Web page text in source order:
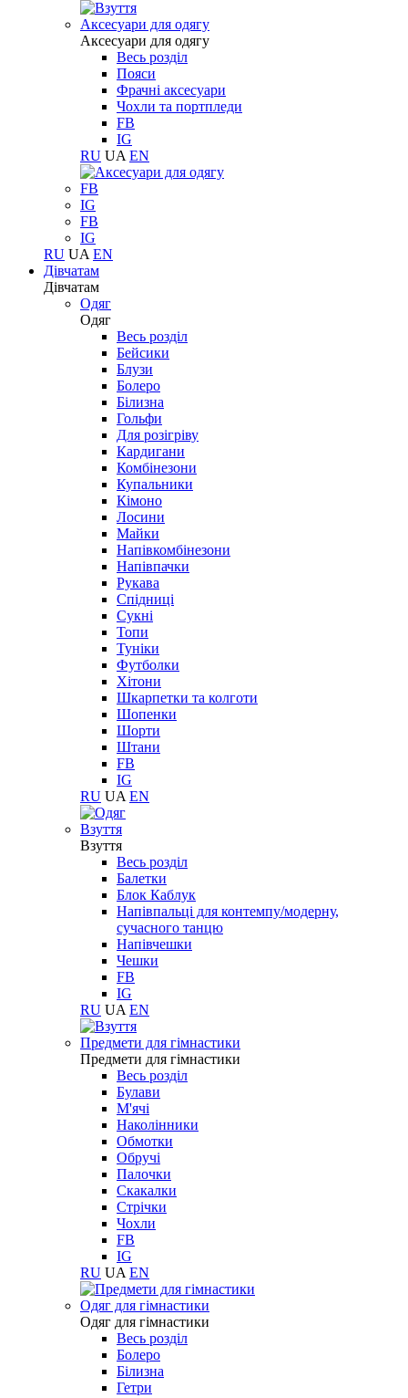
Aксесуари для одягу
Aксесуари для одягу
Весь розділ
Пояси
Фрачні аксесуари
Чохли та портпледи
FB
IG
RU UA EN
FB
IG
FB
IG
RU UA EN
Дівчатам
Дівчатам
Одяг
Одяг
Весь розділ
Бейсики
Блузи
Болеро
Білизна
Гольфи
Для розігріву
Кардигани
Комбінезони
Купальники
Кімоно
Лосини
Майки
Напівкомбінезони
Напівпачки
Рукава
Спідниці
Сукні
Топи
Туніки
Футболки
Хітони
Шкарпетки та колготи
Шопенки
Шорти
Штани
FB
IG
RU UA EN
Взуття
Взуття
Весь розділ
Балетки
Блок Каблук
Напівпальці для контемпу/модерну,
сучасного танцю
Напівчешки
Чешки
FB
IG
RU UA EN
Предмети для гімнастики
Предмети для гімнастики
Весь розділ
Булави
М'ячі
Наколінники
Обмотки
Обручі
Палочки
Скакалки
Стрічки
Чохли
FB
IG
RU UA EN
Одяг для гімнастики
Одяг для гімнастики
Весь розділ
Болеро
Білизна
Гетри